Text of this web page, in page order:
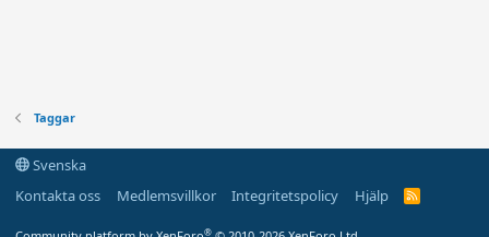
Taggar
Svenska
Kontakta oss
Medlemsvillkor Integritetspolicy Hjälp
R
S
®